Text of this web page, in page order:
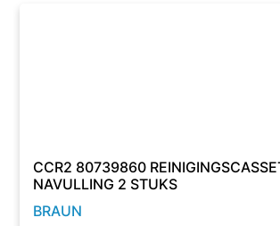
CCR2 80739860
NAVULLING 2 STUKS
BRAUN